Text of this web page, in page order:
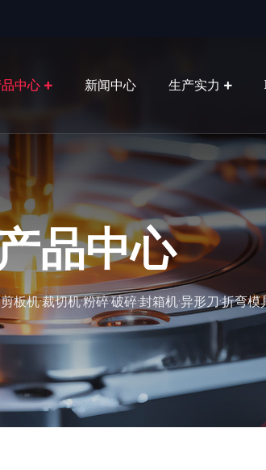
中心 新闻中心 生产实力
品中心
剪板机·裁切机·粉碎·破碎·封箱机·异形刀·折弯模